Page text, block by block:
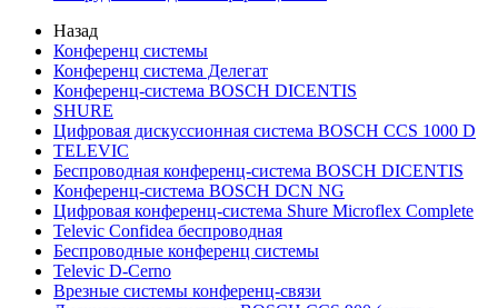
Назад
Конференц системы
Конференц система Делегат
Конференц-система BOSCH DICENTIS
SHURE
Цифровая дискуссионная система BOSCH CCS 1000 D
TELEVIC
Беспроводная конференц-система BOSCH DICENTIS
Конференц-система BOSCH DCN NG
Цифровая конференц-система Shure Microflex Complete
Televic Confidea беспроводная
Беспроводные конференц системы
Televic D-Cerno
Врезные системы конференц-связи